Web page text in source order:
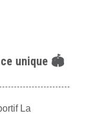
unique 🏟️
La